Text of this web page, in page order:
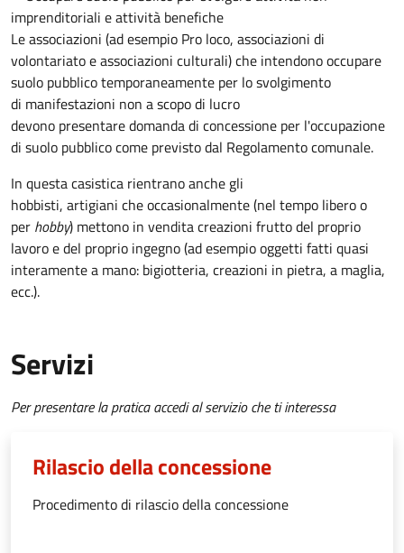
Le associazioni (ad esempio Pro loco, associazioni di
volontariato e associazioni culturali) che intendono occupare
suolo pubblico temporaneamente per lo svolgimento
di manifestazioni non a scopo di lucro
devono presentare domanda di concessione per l'occupazione
di suolo pubblico come previsto dal Regolamento comunale.
In questa casistica rientrano anche gli
hobbisti, artigiani che occasionalmente (nel tempo libero o
per hobby) mettono in vendita creazioni frutto del proprio
lavoro e del proprio ingegno (ad esempio oggetti fatti quasi
interamente a mano: bigiotteria, creazioni in pietra, a maglia,
ecc.).
Servizi
Per presentare la pratica accedi al servizio che ti interessa
Rilascio della concessione
Procedimento di rilascio della concessione